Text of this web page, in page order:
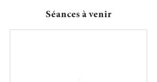
Séances à venir